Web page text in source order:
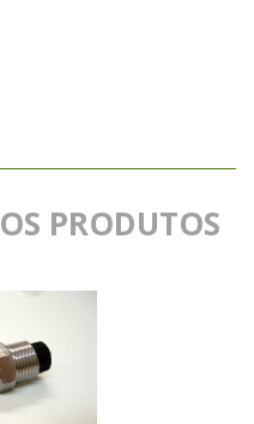
PRODUTOS